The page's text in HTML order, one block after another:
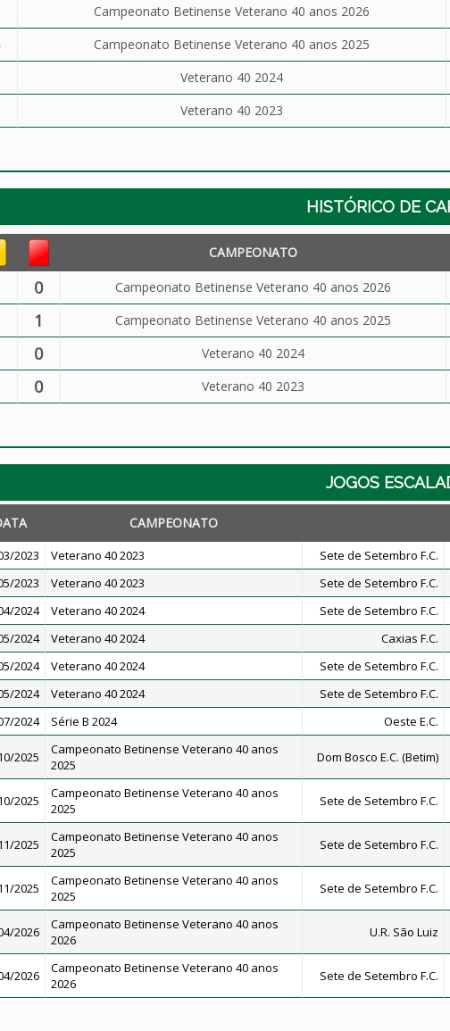
Campeonato Betinense Veterano 40 anos 2026
Campeonato Betinense Veterano 40 anos 2025
Veterano 40 2024
Veterano 40 2023
HISTÓRICO DE
CAMPEONATO
0 Campeonato Betinense Veterano 40 anos 2026
1 Campeonato Betinense Veterano 40 anos 2025
0 Veterano 40 2024
0 Veterano 40 2023
JOGOS
CAMPEONATO
2023 Veterano 40 2023 Sete de Setembro F.C.
2023
Veterano 40 2023 Sete de Setembro F.C.
2024
Veterano 40 2024 Sete de Setembro F.C.
2024
Veterano 40 2024 Caxias F.C.
2024
Veterano 40 2024 Sete de Setembro F.C.
2024
Veterano 40 2024 Sete de Setembro F.C.
2024
Série B 2024 Oeste E.C.
2025
Campeonato Betinense Veterano 40 anos
2025
Dom Bosco E.C. (Betim)
2025
Campeonato Betinense Veterano 40 anos
2025
Sete de Setembro F.C.
2025
Campeonato Betinense Veterano 40 anos
2025
Sete de Setembro F.C.
2025
Campeonato Betinense Veterano 40 anos
2025
Sete de Setembro F.C.
2026
Campeonato Betinense Veterano 40 anos
2026
U.R. São Luiz
2026
Campeonato Betinense Veterano 40 anos
2026
Sete de Setembro F.C.